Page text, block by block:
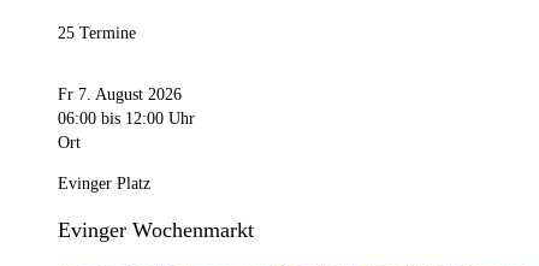
25 Termine
Fr 7. August 2026
06:00 bis 12:00 Uhr
Ort
Evinger Platz
Evinger Wochenmarkt